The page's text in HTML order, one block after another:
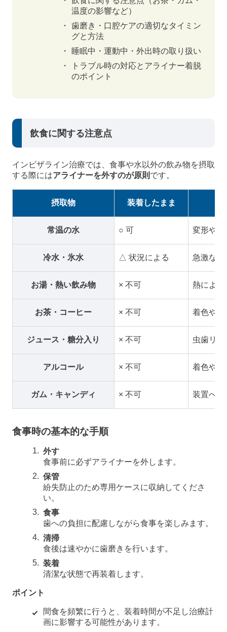
温度の影響など）
歯磨き・口腔ケアの適切なタイミン
グと方法
睡眠中・運動中・外出時の取り扱い
トラブル時の対応とアライナー着脱
のポイント
飲食に関する注意点
インビザライン治療では、食事や水以外の飲み物を摂取
する際にはアライナーを外すのが原則 です。
摂取物 装着したまま
常温の水 ○ 可 変形や着
冷水・氷水 △ 状況による 急激な
お湯・熱い飲み物 × 不可 熱による
お茶・コーヒー × 不可 着色や沈
ジュース・糖分入り × 不可 虫歯リ
アルコール × 不可 着色や口
ガム・キャンディ × 不可 装置への
食事時の基本的な手順
外す
食事前に必ずアライナーを外します。
保管
紛失防止のため専用ケースに収納してくださ
い。
食事
歯への負担に配慮しながら食事を楽しみます。
清掃
食後は速やかに歯磨きを行います。
装着
清潔な状態で再装着します。
ポイント
間食を頻繁に行うと、装着時間が不足し治療計
画に影響する可能性があります。